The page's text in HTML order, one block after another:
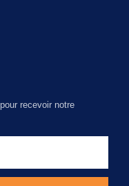
recevoir notre